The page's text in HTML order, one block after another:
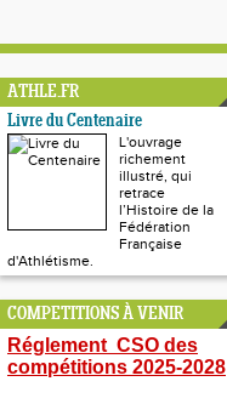
ATHLE.FR
Livre du Centenaire
L'ouvrage
richement
illustré, qui
retrace
l’Histoire de la
Fédération
Française
d'Athlétisme.
COMPETITIONS À VENIR
Réglement CSO des
compétitions 2025-2028